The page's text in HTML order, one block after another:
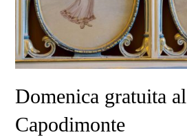
Domenica gratuita
Capodimonte